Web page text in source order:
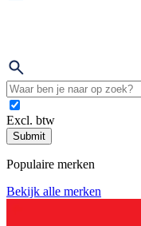
Excl. btw
Submit
Populaire merken
Bekijk alle merken